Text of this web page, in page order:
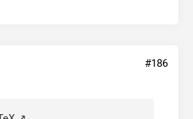
#186